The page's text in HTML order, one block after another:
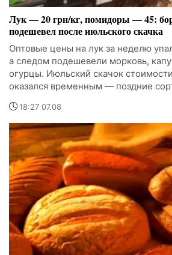
Лук — 20 грн/кг, помидоры — 45:
подешевел после июльского скачка
Оптовые цены на лук за неделю
а следом подешевели морковь,
огурцы. Июльский скачок
оказался временным — поздние
18:27 07.08